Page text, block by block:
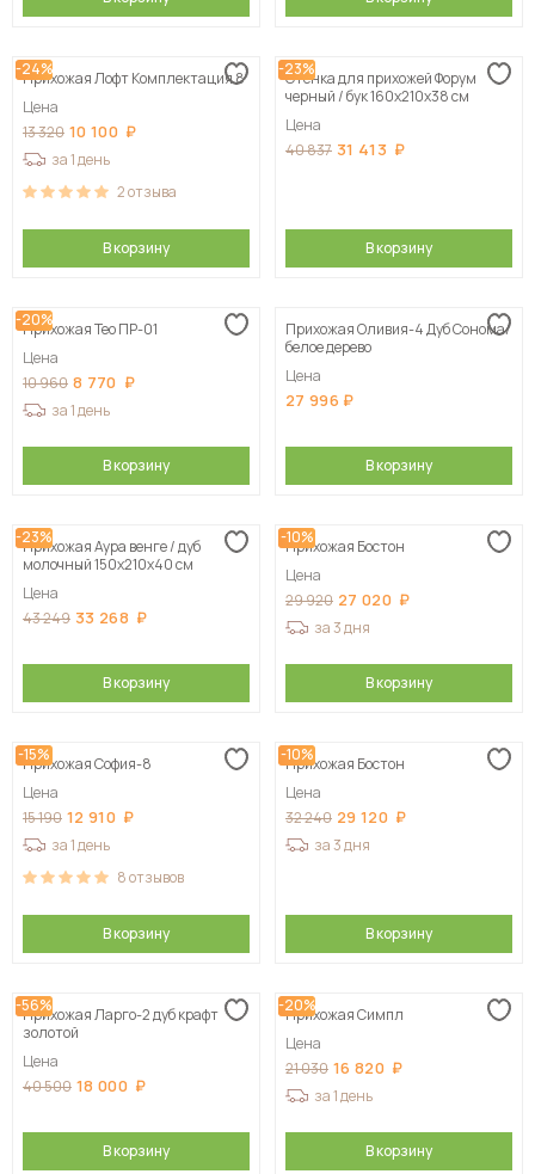
-24%
Прихожая Лофт Комплектация 8
Цена
13 320 10 100
за 1 день
2отзыва
В корзину
-23%
Стенка для прихожей Форум
черный / бук 160х210х38 см
Цена
40 837 31 413
В корзину
-20%
Прихожая Тео ПР-01
Цена
10 960 8 770
за 1 день
В корзину
Прихожая Оливия-4 Дуб Сонома/
белое дерево
Цена
27 996
В корзину
-23%
Прихожая Аура венге / дуб
молочный 150х210х40 см
Цена
43 249 33 268
В корзину
-10%
Прихожая Бостон
Цена
29 920 27 020
за 3 дня
В корзину
-15%
Прихожая София-8
Цена
15 190 12 910
за 1 день
8отзывов
В корзину
-10%
Прихожая Бостон
Цена
32 240 29 120
за 3 дня
В корзину
-56%
Прихожая Ларго-2 дуб крафт
золотой
Цена
40 500 18 000
В корзину
-20%
Прихожая Симпл
Цена
21 030 16 820
за 1 день
В корзину